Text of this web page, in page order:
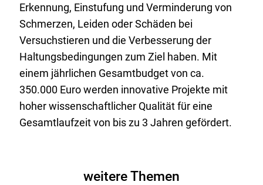
Erkennung, Einstufung und Verminderung von
Schmerzen, Leiden oder Schäden bei
Versuchstieren und die Verbesserung der
Haltungsbedingungen zum Ziel haben. Mit
einem jährlichen Gesamtbudget von ca.
350.000 Euro werden innovative Projekte mit
hoher wissenschaftlicher Qualität für eine
Gesamtlaufzeit von bis zu 3 Jahren gefördert.
weitere Themen